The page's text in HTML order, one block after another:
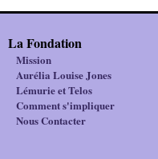
La Fondation
Mission
Aurélia Louise Jones
Lémurie et Telos
Comment s'impliquer
Nous Contacter